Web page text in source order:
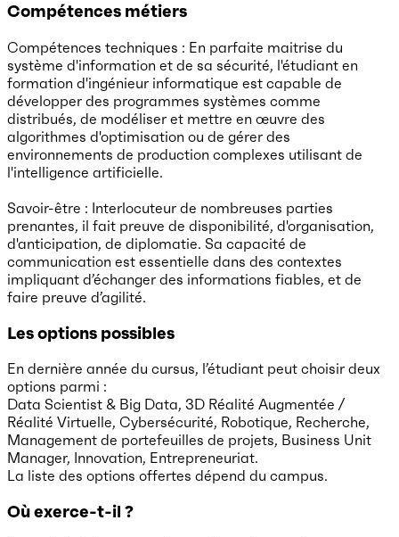
Compétences métiers
Compétences techniques : En parfaite maitrise du
système d'information et de sa sécurité, l'étudiant en
formation d'ingénieur informatique est capable de
développer des programmes systèmes comme
distribués, de modéliser et mettre en œuvre des
algorithmes d'optimisation ou de gérer des
environnements de production complexes utilisant de
l'intelligence artificielle.
Savoir-être : Interlocuteur de nombreuses parties
prenantes, il fait preuve de disponibilité, d'organisation,
d'anticipation, de diplomatie. Sa capacité de
communication est essentielle dans des contextes
impliquant d’échanger des informations fiables, et de
faire preuve d’agilité.
Les options possibles
En dernière année du cursus, l’étudiant peut choisir deux
options parmi :
Data Scientist & Big Data, 3D Réalité Augmentée /
Réalité Virtuelle, Cybersécurité, Robotique, Recherche,
Management de portefeuilles de projets, Business Unit
Manager, Innovation, Entrepreneuriat.
La liste des options offertes dépend du campus.
Où exerce-t-il ?